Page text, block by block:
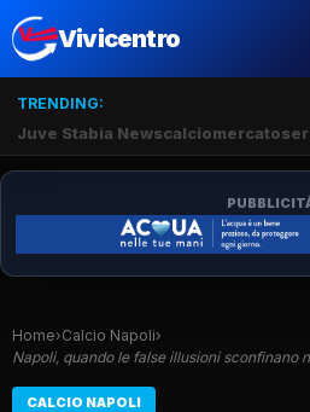
Vivicentro
TRENDING:
Juve Stabia Newscalciomercato
Home›Calcio Napoli›
Napoli, quando le false illusioni sconfinano
CALCIO NAPOLI